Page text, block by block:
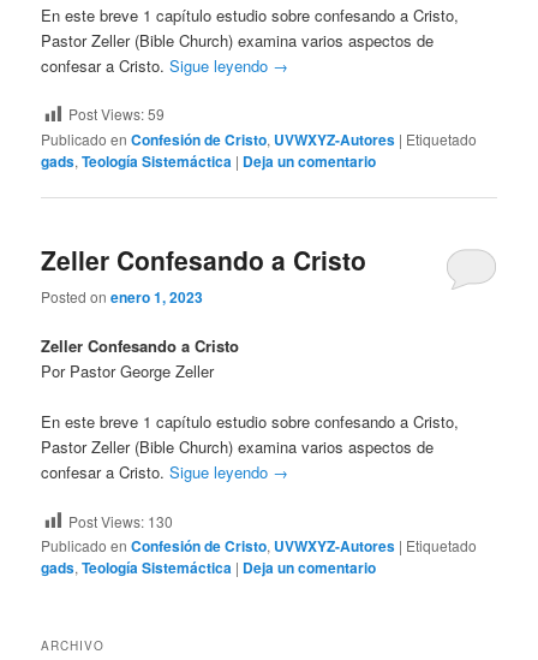
En este breve 1 capítulo estudio sobre confesando a Cristo,
Pastor Zeller (Bible Church) examina varios aspectos de
confesar a Cristo.Sigue leyendo →
Post Views:59
Publicado en Confesión de Cristo, UVWXYZ-Autores | Etiquetado
gads,Teología Sistemáctica | Deja un comentario
Zeller Confesando a Cristo
Posted onenero 1, 2023
Zeller Confesando a Cristo
Por Pastor George Zeller
En este breve 1 capítulo estudio sobre confesando a Cristo,
Pastor Zeller (Bible Church) examina varios aspectos de
confesar a Cristo.Sigue leyendo →
Post Views: 130
Publicado en Confesión de Cristo, UVWXYZ-Autores | Etiquetado
gads,Teología Sistemáctica | Deja un comentario
ARCHIVO